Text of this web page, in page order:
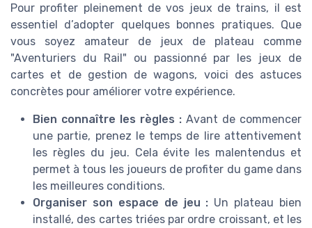
Pour profiter pleinement de vos jeux de trains, il est
essentiel d’adopter quelques bonnes pratiques. Que
vous soyez amateur de jeux de plateau comme
"Aventuriers du Rail" ou passionné par les jeux de
cartes et de gestion de wagons, voici des astuces
concrètes pour améliorer votre expérience.
Bien connaître les règles : Avant de commencer
une partie, prenez le temps de lire attentivement
les règles du jeu. Cela évite les malentendus et
permet à tous les joueurs de profiter du game dans
les meilleures conditions.
Organiser son espace de jeu : Un plateau bien
installé, des cartes triées par ordre croissant, et les